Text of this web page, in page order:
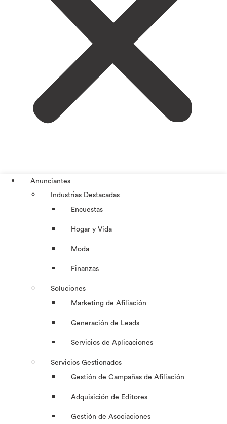
Anunciantes
Industrias Destacadas
Encuestas
Hogar y Vida
Moda
Finanzas
Soluciones
Marketing de Afiliación
Generación de Leads
Servicios de Aplicaciones
Servicios Gestionados
Gestión de Campañas de Afiliación
Adquisición de Editores
Gestión de Asociaciones